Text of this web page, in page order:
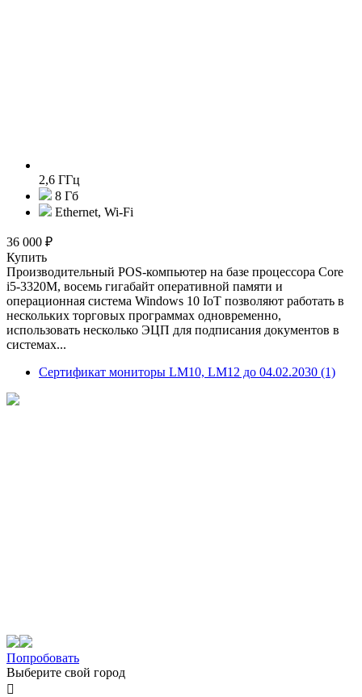
2,6 ГГц
8 Гб
Ethernet, Wi-Fi
36 000 ₽
Купить
Производительный POS-компьютер на базе процессора Core
i5-3320M, восемь гигабайт оперативной памяти и
операционная система Windows 10 IoT позволяют работать в
нескольких торговых программах одновременно,
использовать несколько ЭЦП для подписания документов в
системах...
Сертификат мониторы LM10, LM12 до 04.02.2030 (1)
Попробовать
Выберите свой город
